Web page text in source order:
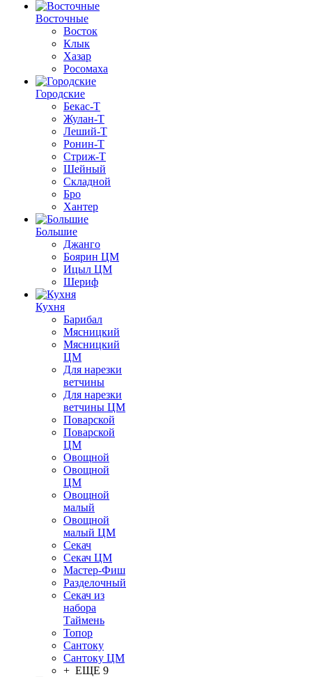
Восточные
Восток
Клык
Хазар
Росомаха
Городские
Бекас-Т
Жулан-Т
Леший-Т
Ронин-Т
Стриж-Т
Шейный
Складной
Бро
Хантер
Большие
Джанго
Боярин ЦМ
Ицыл ЦМ
Шериф
Кухня
Барибал
Мясницкий
Мясницкий
ЦМ
Для нарезки
ветчины
Для нарезки
ветчины ЦМ
Поварской
Поварской
ЦМ
Овощной
Овощной
ЦМ
Овощной
малый
Овощной
малый ЦМ
Секач
Секач ЦМ
Мастер-Фиш
Разделочный
Секач из
набора
Таймень
Топор
Сантоку
Сантоку ЦМ
+ ЕЩЕ 9